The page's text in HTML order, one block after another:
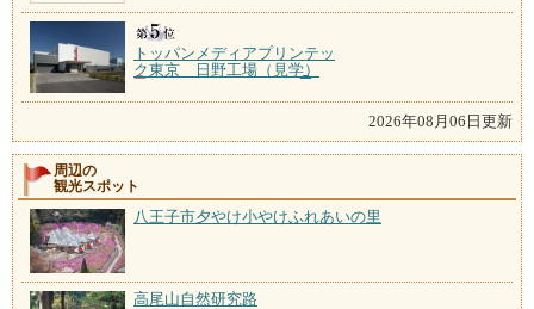
トッパンメディアプリンテッ
ク東京 日野工場（見学）
2026年08月06日更新
周辺の
観光スポット
八王子市夕やけ小やけふれあいの里
高尾山自然研究路